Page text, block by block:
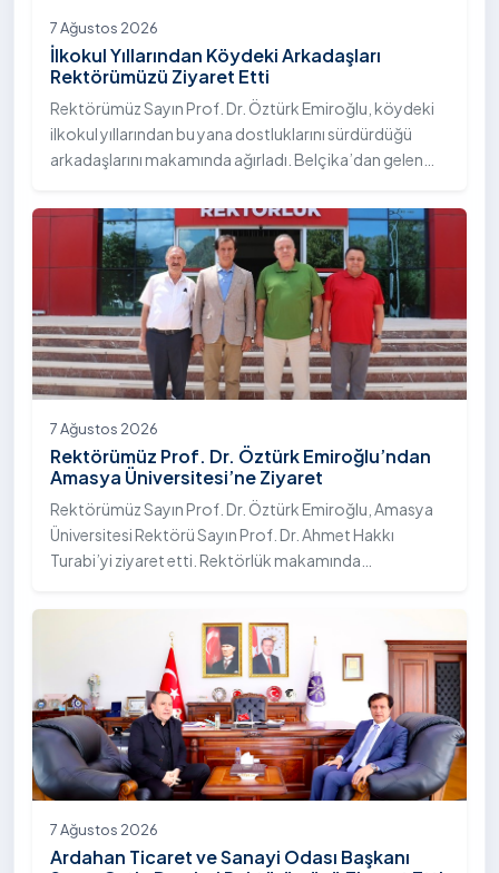
7 Ağustos 2026
İlkokul Yıllarından Köydeki Arkadaşları
Rektörümüzü Ziyaret Etti
Rektörümüz Sayın Prof. Dr. Öztürk Emiroğlu, köydeki
ilkokul yıllarından bu yana dostluklarını sürdürdüğü
arkadaşlarını makamında ağırladı. Belçika’dan gelen
Çelik, Rektörümüz Sayın Prof. Dr. Öztürk Emiroğlu’na
nezaket ziyaretinde bulundu.
7 Ağustos 2026
Rektörümüz Prof. Dr. Öztürk Emiroğlu’ndan
Amasya Üniversitesi’ne Ziyaret
Rektörümüz Sayın Prof. Dr. Öztürk Emiroğlu, Amasya
Üniversitesi Rektörü Sayın Prof. Dr. Ahmet Hakkı
Turabi’yi ziyaret etti. Rektörlük makamında
Yardımcısı Prof. Dr. Murat Kurt eşlik etti.
7 Ağustos 2026
Ardahan Ticaret ve Sanayi Odası Başkanı